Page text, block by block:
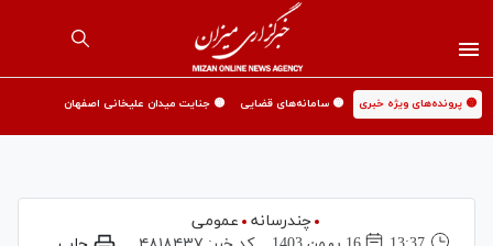
🟡 پرونده‌های ویژه خبری 🟡 سامانه‌های قضایی 🟡 جنایت میدان علیخانی اصفهان
چندرسانه
عمومی